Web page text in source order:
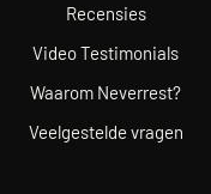
Recensies
Video Testimonials
Waarom Neverrest?
Veelgestelde vragen